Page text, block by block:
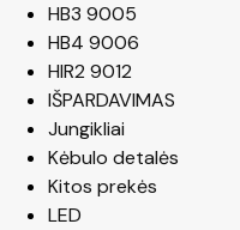
HB3 9005
HB4 9006
HIR2 9012
IŠPARDAVIMAS
Jungikliai
Kėbulo detalės
Kitos prekės
LED